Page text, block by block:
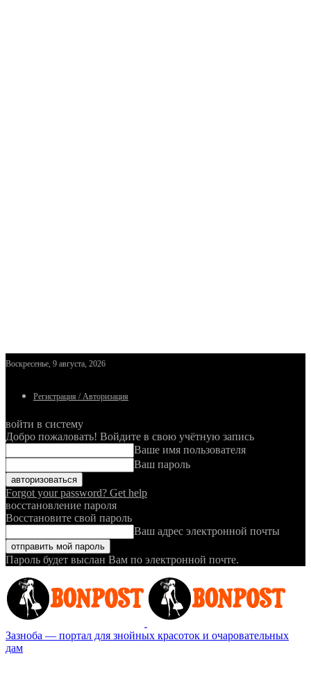
Воскресенье, 9 августа, 2026
Регистрация / Авторизация
войти в систему
Добро пожаловать! Войдите в свою учётную запись
Ваше имя пользователя
Ваш пароль
Forgot your password? Get help
восстановление пароля
Восстановите свой пароль
Ваш адрес электронной почты
Пароль будет выслан Вам по электронной почте.
Зазноба — портал для знойных красоток и очаровательных
дам